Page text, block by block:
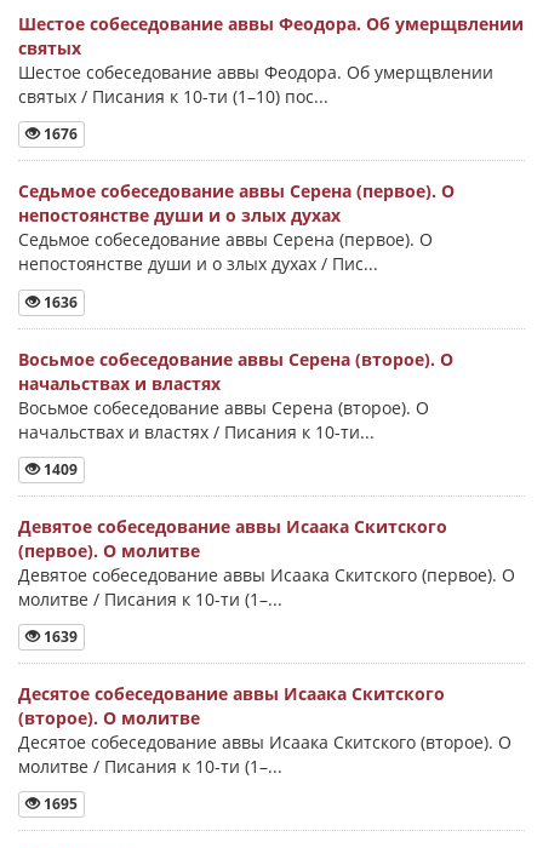
Шестое собеседование аввы Феодора. Об умерщвлении
святых
Шестое собеседование аввы Феодора. Об умерщвлении
святых / Писания к 10-ти (1–10) пос...
1676
Седьмое собеседование аввы Серена (первое). О
непостоянстве души и о злых духах
Седьмое собеседование аввы Серена (первое). О
непостоянстве души и о злых духах / Пис...
1636
Восьмое собеседование аввы Серена (второе). О
начальствах и властях
Восьмое собеседование аввы Серена (второе). О
начальствах и властях / Писания к 10-ти...
1409
Девятое собеседование аввы Исаака Скитского
(первое). О молитве
Девятое собеседование аввы Исаака Скитского (первое). О
молитве / Писания к 10-ти (1–...
1639
Десятое собеседование аввы Исаака Скитского
(второе). О молитве
Десятое собеседование аввы Исаака Скитского (второе). О
молитве / Писания к 10-ти (1–...
1695